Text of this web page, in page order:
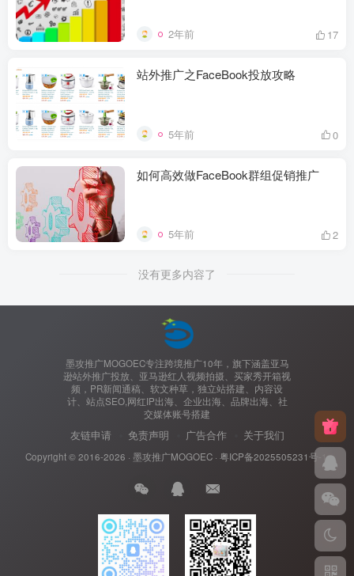
2年前 17
站外推广之FaceBook投放攻略
5年前 0
如何高效做FaceBook群组促销推广
5年前 2
没有更多内容了
墨攻推广MOGOEC专注跨境推广10年，旗下涵盖亚马
逊站外推广投放、亚马逊红人视频拍摄、买家秀开箱视
频，PR新闻通稿、软文种草，独立站搭建、内容设
计、站点SEO,网红IP出海、企业出海、品牌出海、社
交媒体账号搭建
友链申请 免责声明 广告合作 关于我们
Copyright © 2016-2026 · 墨攻推广MOGOEC· 粤ICP备2025505231号-1.